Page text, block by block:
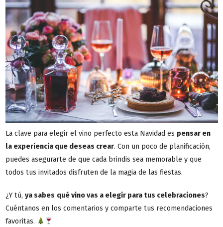
La clave para elegir el vino perfecto esta Navidad es pensar en
la experiencia que deseas crear. Con un poco de planificación,
puedes asegurarte de que cada brindis sea memorable y que
todos tus invitados disfruten de la magia de las fiestas.
¿Y tú, ya sabes qué vino vas a elegir para tus celebraciones?
Cuéntanos en los comentarios y comparte tus recomendaciones
favoritas.